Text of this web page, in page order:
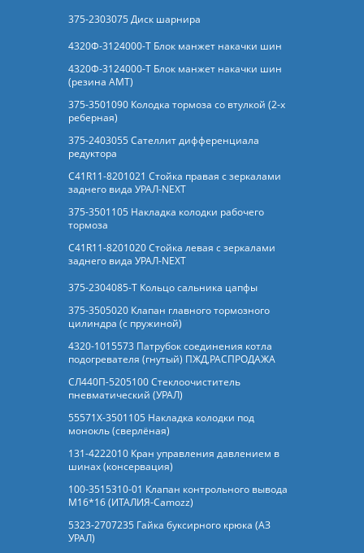
375-2303075 Диск шарнира
4320Ф-3124000-Т Блок манжет накачки шин
4320Ф-3124000-Т Блок манжет накачки шин
(резина АМТ)
375-3501090 Колодка тормоза со втулкой (2-х
реберная)
375-2403055 Сателлит дифференциала
редуктора
C41R11-8201021 Стойка правая с зеркалами
заднего вида УРАЛ-NEXT
375-3501105 Накладка колодки рабочего
тормоза
C41R11-8201020 Стойка левая с зеркалами
заднего вида УРАЛ-NEXT
375-2304085-Т Кольцо сальника цапфы
375-3505020 Клапан главного тормозного
цилиндра (с пружиной)
4320-1015573 Патрубок соединения котла
подогревателя (гнутый) ПЖД,РАСПРОДАЖА
СЛ440П-5205100 Стеклоочиститель
пневматический (УРАЛ)
55571Х-3501105 Накладка колодки под
монокль (сверлёная)
131-4222010 Кран управления давлением в
шинах (консервация)
100-3515310-01 Клапан контрольного вывода
М16*16 (ИТАЛИЯ-Camozz)
5323-2707235 Гайка буксирного крюка (АЗ
УРАЛ)